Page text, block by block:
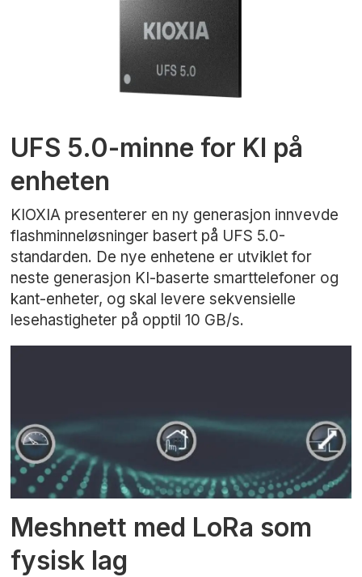
UFS 5.0-minne for KI på
enheten
KIOXIA presenterer en ny generasjon innvevde
flashminneløsninger basert på UFS 5.0-
standarden. De nye enhetene er utviklet for
neste generasjon KI-baserte smarttelefoner og
kant-enheter, og skal levere sekvensielle
lesehastigheter på opptil 10 GB/s.
Meshnett med LoRa som
fysisk lag